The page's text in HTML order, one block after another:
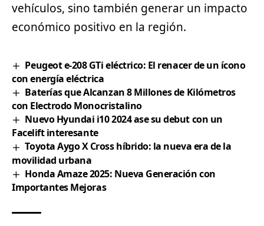
vehículos, sino también generar un impacto
económico positivo en la región.
Peugeot e-208 GTi eléctrico: El renacer de un ícono
con energía eléctrica
Baterías que Alcanzan 8 Millones de Kilómetros
con Electrodo Monocristalino
Nuevo Hyundai i10 2024 ase su debut con un
Facelift interesante
Toyota Aygo X Cross híbrido: la nueva era de la
movilidad urbana
Honda Amaze 2025: Nueva Generación con
Importantes Mejoras